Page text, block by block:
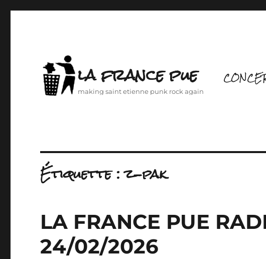
la france pue
making saint etienne punk rock again
Étiquette :z-pak
LA FRANCE PUE
24/02/2026